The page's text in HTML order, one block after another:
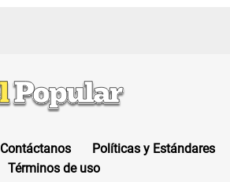
Contáctanos
Políticas y Estándares
Términos de uso